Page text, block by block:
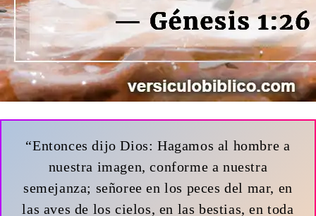
“Entonces dijo Dios: Hagamos al hombre a
nuestra imagen, conforme a nuestra
semejanza; señoree en los peces del mar, en
las aves de los cielos, en las bestias, en toda